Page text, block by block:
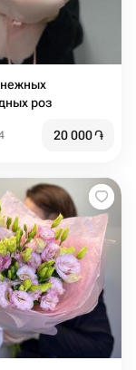
нежных
роз
20 000֏